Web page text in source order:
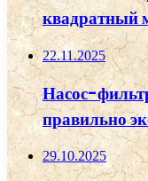
квадратный
22.11.2025
Насос-
правильно
29.10.2025